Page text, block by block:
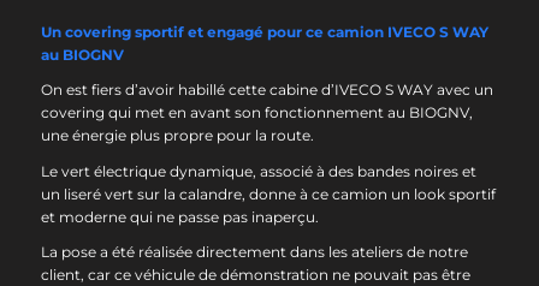
Un covering sportif et engagé pour ce camion IVECO S WAY
au BIOGNV
On est fiers d’avoir habillé cette cabine d’IVECO S WAY avec un
covering qui met en avant son fonctionnement au BIOGNV,
une énergie plus propre pour la route.
Le vert électrique dynamique, associé à des bandes noires et
un liseré vert sur la calandre, donne à ce camion un look sportif
et moderne qui ne passe pas inaperçu.
La pose a été réalisée directement dans les ateliers de notre
client, car ce véhicule de démonstration ne pouvait pas être